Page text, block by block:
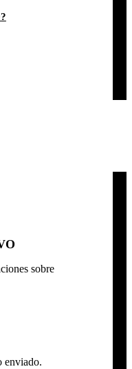
sobre
enviado.